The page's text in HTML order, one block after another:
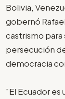
Bolivia,
gobernó
castrismo
persecución
democracia
"El Ecuador es